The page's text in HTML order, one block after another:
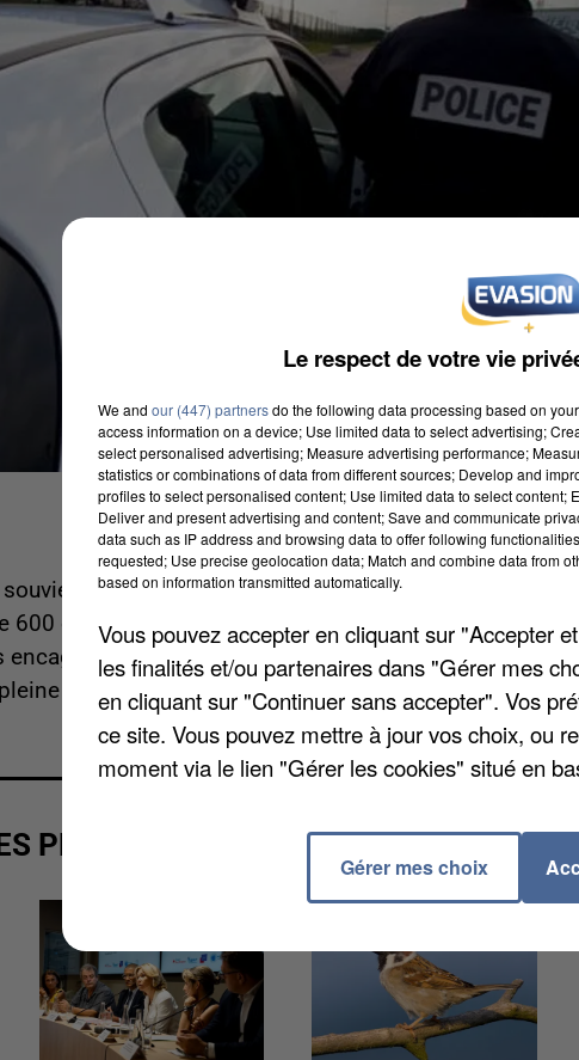
longtemps de sa tournée en Seine-et-Marne
600 colis, il a été bloqué à Ferrière-en-Brie par une
encagoulés munis d'armes blanches l'ont forcé à
campagne, dans la forêt de Thorigny-sur-Marne.
PLUS VUS
Le respect de votre vie
We and our (447) partnersdo the following data processing based on
access information on a device; Use limited data to select advertising;
select personalised advertising; Measure advertising performance;
statistics or combinations of data from different sources; Develop and
profiles to select personalised content; Use limited data to select content;
Deliver and present advertising and content; Save and communicate
data such as IP address and browsing data to offer following
requested; Use precise geolocation data; Match and combine data from
based on information transmitted automatically.
Vous pouvez accepter en cliquant sur "Accepter
les finalités et/ou partenaires dans "Gérer mes
en cliquant sur "Continuer sans accepter". Vos
ce site. Vous pouvez mettre à jour vos choix, ou
moment via le lien "Gérer les cookies" situé en
Gérer mes choix